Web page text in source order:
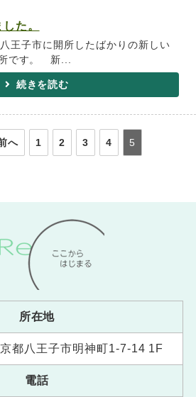
た。
王子市に開所したばかりの新しい
です。 新...
続きを読む
へ 1 2 3 4 5
所在地
都八王子市明神町1-7-14 1F
電話